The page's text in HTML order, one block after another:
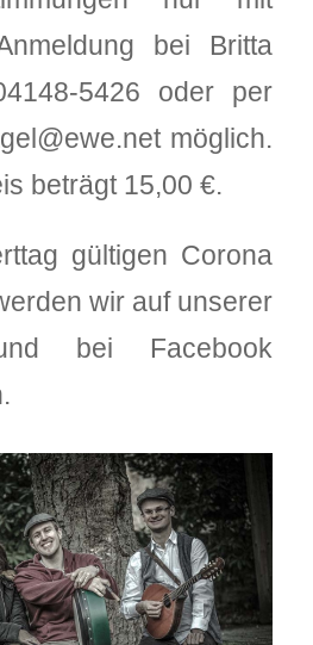
bei Britta
5426 oder per
möglich.
beträgt 15,00 €.
gültigen Corona
wir auf unserer
bei Facebook